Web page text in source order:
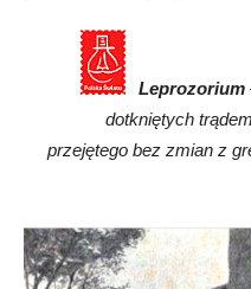
Leprozorium
dotkniętych
przejętego bez zmian z